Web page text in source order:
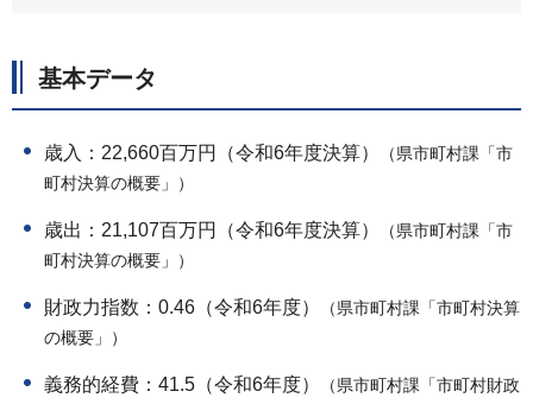
基本データ
歳入：22,660百万円（令和6年度決算） （県市町村課「市
町村決算の概要」）
歳出：21,107百万円（令和6年度決算） （県市町村課「市
町村決算の概要」）
財政力指数：0.46（令和6年度） （県市町村課「市町村決算
の概要」）
義務的経費：41.5（令和6年度） （県市町村課「市町村財政